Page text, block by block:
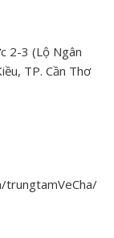
2-3 (Lộ Ngân
TP. Cần Thơ